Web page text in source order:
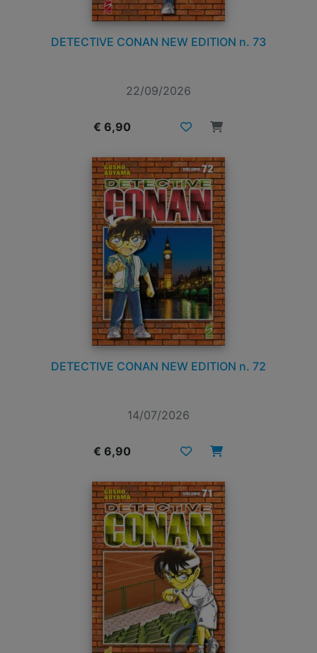
DETECTIVE CONAN NEW EDITION n. 73
22/09/2026
€ 6,90
DETECTIVE CONAN NEW EDITION n. 72
14/07/2026
€ 6,90